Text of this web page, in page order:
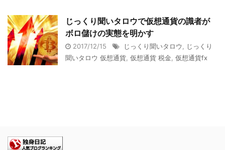
じっくり聞いタロウで仮想通貨の識者が
ボロ儲けの実態を明かす
2017/12/15 じっくり聞いタロウ
じっくり
聞いタロウ 仮想通貨 仮想通貨 税金 仮想通貨fx